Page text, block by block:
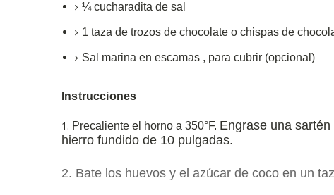
¼cucharadita de sal
1 taza de trozos de chocolate o chispas de
Sal marina en escamas , para cubrir (opcional)
Instrucciones
1. Precaliente el horno a 350°F. Engrase una
hierro fundido de 10 pulgadas.
2. Bate los huevos y el azúcar de coco en un